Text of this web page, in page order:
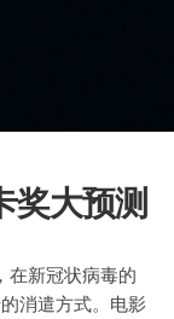
奖大预测
在新冠状病毒的
消遣方式。电影